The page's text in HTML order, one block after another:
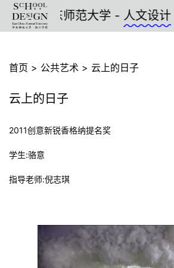
院 - 华东师范大学 -人文设计-
首页 > 公共艺术 > 云上的日子
云上的日子
2011创意新锐香格纳提名奖
学生:骆意
指导老师:倪志琪